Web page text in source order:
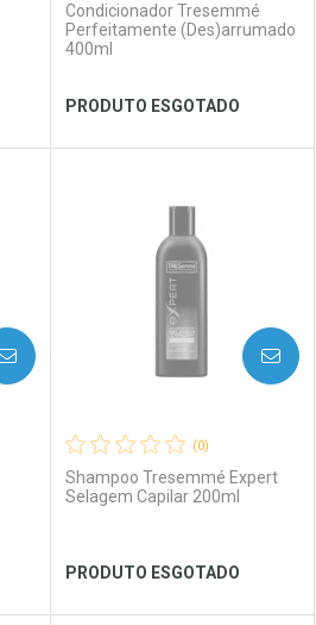
Ver Desconto Convênio
Condicionador Tresemmé
Perfeitamente (Des)arrumado
400ml
PRODUTO ESGOTADO
Laboratório
Ver Desconto Convênio
Por Menos
(0)
Shampoo Tresemmé Expert
Selagem Capilar 200ml
PRODUTO ESGOTADO
AVISE-ME